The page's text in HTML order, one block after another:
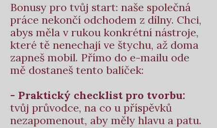
Bonusy pro tvůj start: naše společná
práce nekončí odchodem z dílny. Chci,
abys měla v rukou konkrétní nástroje,
které tě nenechají ve štychu, až doma
zapneš mobil. Přímo do e-mailu ode
mě dostaneš tento balíček:
- Praktický checklist pro tvorbu:
tvůj průvodce, na co u příspěvků
nezapomenout, aby měly hlavu a patu.